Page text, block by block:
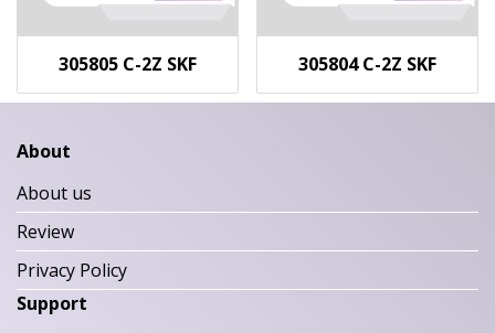
305805 C-2Z SKF 305804 C-2Z SKF
About
About us
Review
Privacy Policy
Support